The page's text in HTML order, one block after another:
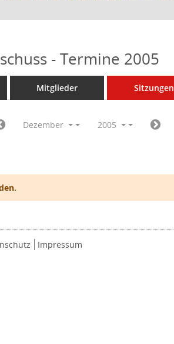
- Termine 2005
Mitglieder Sitzungen
Dezember 2005
Impressum